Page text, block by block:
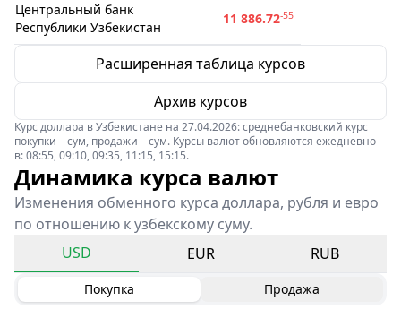
Центральный банк
Республики Узбекистан
11 886.72-55
Расширенная таблица курсов
Архив курсов
Курс доллара в Узбекистане на 27.04.2026: среднебанковский курс
покупки – сум, продажи – сум. Курсы валют обновляются ежедневно
в: 08:55, 09:10, 09:35, 11:15, 15:15.
Динамика курса валют
Изменения обменного курса доллара, рубля и евро
по отношению к узбекскому суму.
USD
EUR RUB
Покупка Продажа